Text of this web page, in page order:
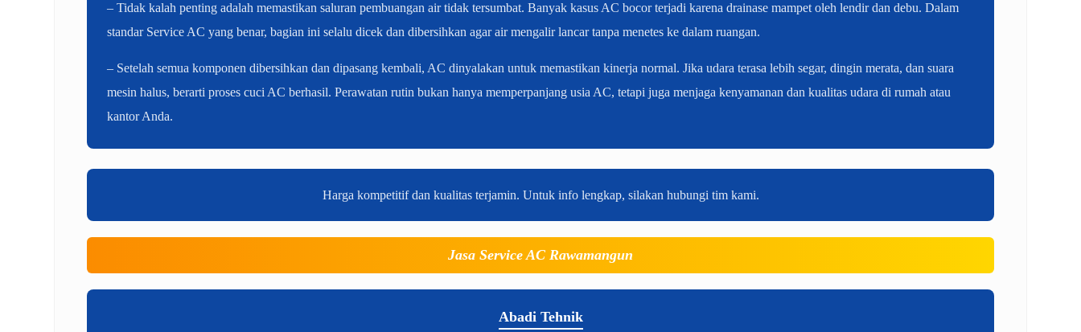
– Tidak kalah penting adalah memastikan saluran pembuangan air tidak tersumbat. Banyak kasus AC bocor terjadi karena drainase mampet oleh lendir dan debu. Dalam
standar Service AC yang benar, bagian ini selalu dicek dan dibersihkan agar air mengalir lancar tanpa menetes ke dalam ruangan.
– Setelah semua komponen dibersihkan dan dipasang kembali, AC dinyalakan untuk memastikan kinerja normal. Jika udara terasa lebih segar, dingin merata, dan suara
mesin halus, berarti proses cuci AC berhasil. Perawatan rutin bukan hanya memperpanjang usia AC, tetapi juga menjaga kenyamanan dan kualitas udara di rumah atau
kantor Anda.
Harga kompetitif dan kualitas terjamin. Untuk info lengkap, silakan hubungi tim kami.
Jasa Service AC Rawamangun
Abadi Tehnik